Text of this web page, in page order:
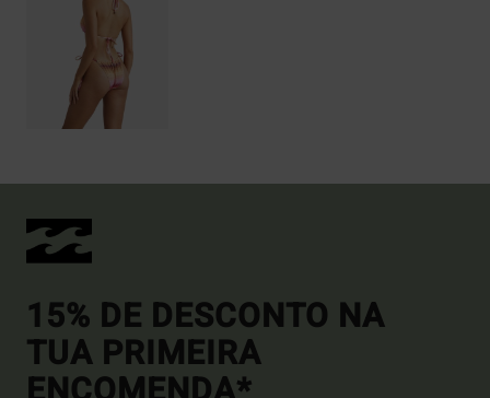
15% DE DESCONTO NA
TUA PRIMEIRA